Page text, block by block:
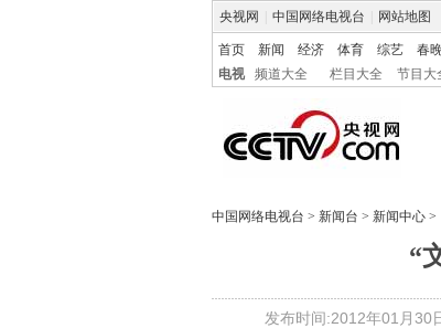
央视网 中国网络电视台 网站地图
首页 新闻 经济 体育 综艺 春
电视
频道大全 栏目大全 节目大
中国网络电视台 > 新闻台 > 新闻中心 >
“
发布时间:2012年01月30